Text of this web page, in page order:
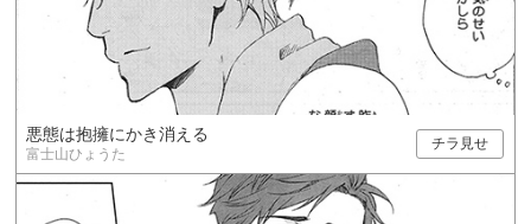
悪態は抱擁にかき消える
富士山ひょうた
チラ見せ